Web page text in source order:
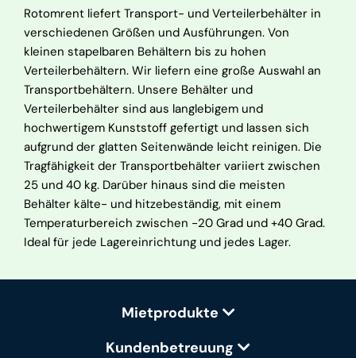
Rotomrent liefert Transport- und Verteilerbehälter in
verschiedenen Größen und Ausführungen. Von
kleinen stapelbaren Behältern bis zu hohen
Verteilerbehältern. Wir liefern eine große Auswahl an
Transportbehältern. Unsere Behälter und
Verteilerbehälter sind aus langlebigem und
hochwertigem Kunststoff gefertigt und lassen sich
aufgrund der glatten Seitenwände leicht reinigen. Die
Tragfähigkeit der Transportbehälter variiert zwischen
25 und 40 kg. Darüber hinaus sind die meisten
Behälter kälte- und hitzebeständig, mit einem
Temperaturbereich zwischen -20 Grad und +40 Grad.
Ideal für jede Lagereinrichtung und jedes Lager.
Mietprodukte
Kundenbetreuung